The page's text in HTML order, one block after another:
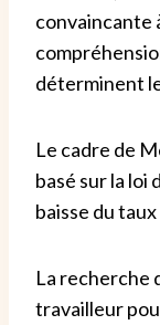
convaincante
déterminent
Le cadre de
basé sur la loi
baisse du
La recherche
travailleur